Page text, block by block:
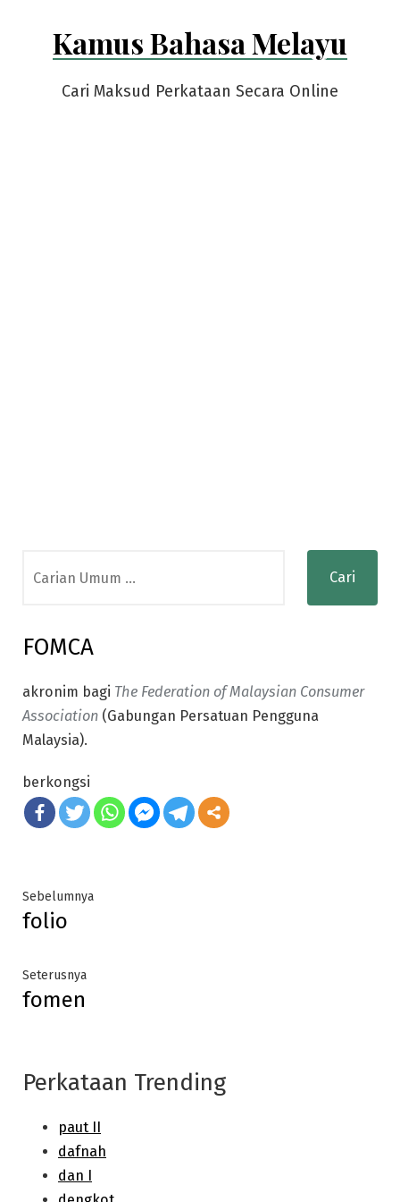
Kamus Bahasa Melayu
Cari Maksud Perkataan Secara Online
for:
FOMCA
akronim bagi The Federation of Malaysian Consumer
Association (Gabungan Persatuan Pengguna
Malaysia).
berkongsi
Post
navigation
SebelumnyaPrevious
folio
SeterusnyaNext
fomen
Perkataan Trending